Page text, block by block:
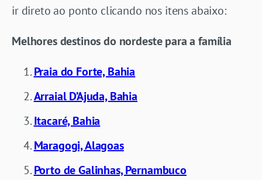
ir direto ao ponto clicando nos itens abaixo:
Melhores destinos do nordeste para a família
Praia do Forte, Bahia
Arraial D’Ajuda, Bahia
Itacaré, Bahia
Maragogi, Alagoas
Porto de Galinhas, Pernambuco